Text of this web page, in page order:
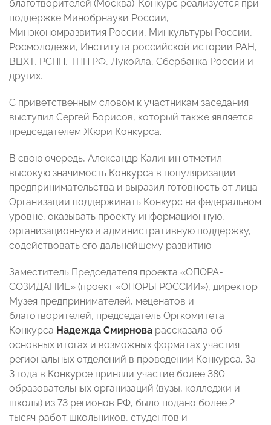
благотворителей (Москва). Конкурс реализуется при
поддержке Минобрнауки России,
Минэкономразвития России, Минкультуры России,
Росмолодежи, Института российской истории РАН,
ВЦХТ, РСПП, ТПП РФ, Лукойла, Сбербанка России и
других.
С приветственным словом к участникам заседания
выступил Сергей Борисов, который также является
председателем Жюри Конкурса.
В свою очередь, Александр Калинин отметил
высокую значимость Конкурса в популяризации
предпринимательства и выразил готовность от лица
Организации поддерживать Конкурс на федеральном
уровне, оказывать проекту информационную,
организационную и административную поддержку,
содействовать его дальнейшему развитию.
Заместитель Председателя проекта «ОПОРА-
СОЗИДАНИЕ» (проект «ОПОРЫ РОССИИ»), директор
Музея предпринимателей, меценатов и
благотворителей, председатель Оргкомитета
Конкурса Надежда Смирнова рассказала об
основных итогах и возможных форматах участия
региональных отделений в проведении Конкурса. За
3 года в Конкурсе приняли участие более 380
образовательных организаций (вузы, колледжи и
школы) из 73 регионов РФ, было подано более 2
тысяч работ школьников, студентов и